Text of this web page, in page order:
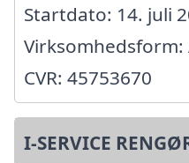
Startdato: 14. juli
Virksomhedsform:
CVR: 45753670
I-SERVICE